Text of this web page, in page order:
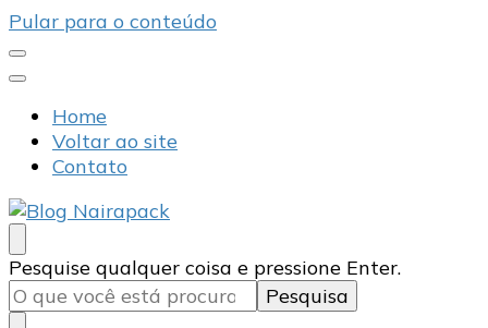
Pular para o conteúdo
Home
Voltar ao site
Contato
Blog Nairapack
Líder no Mercado de Embalagens
Procurando
algo?
Pesquise qualquer coisa e pressione Enter.